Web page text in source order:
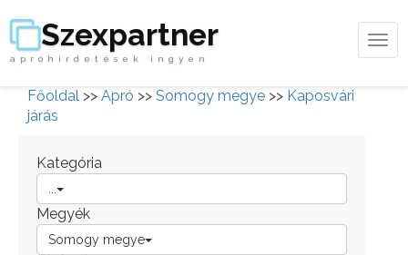
Szexpartner
apróhirdetések ingyen
Főoldal >> Apró >> Somogy megye >> Kaposvári
járás
Kategória
Megyék
Somogy megye